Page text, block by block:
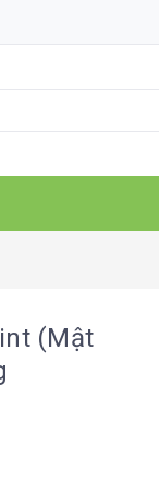
(Mật